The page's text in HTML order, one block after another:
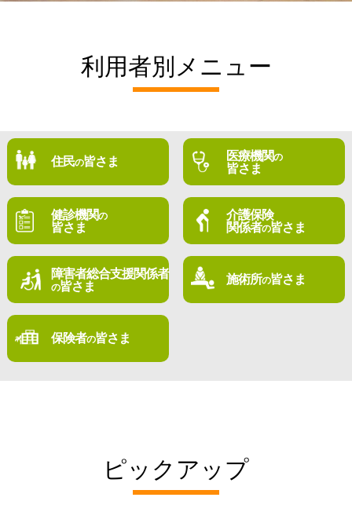
利用者別メニュー
住民の皆さま 医療機関の
皆さま
健診機関の
皆さま
介護保険
関係者の皆さま
障害者総合支援関係者
の皆さま 施術所の皆さま
保険者の皆さま
ピックアップ